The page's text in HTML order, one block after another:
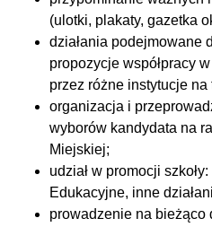
(ulotki, plakaty, gazetka
działania podejmowane
propozycje współpracy
przez różne instytucje
organizacja i
wyborów kandydata na
Miejskiej;
udział w promocji
Edukacyjne, inne
prowadzenie na bieżąco